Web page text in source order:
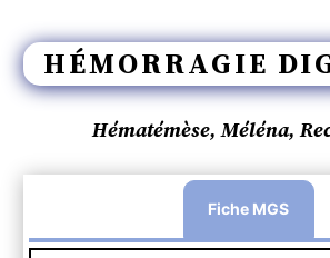
HÉMORRAGIE
Hématémèse, Méléna,
Fiche MGS